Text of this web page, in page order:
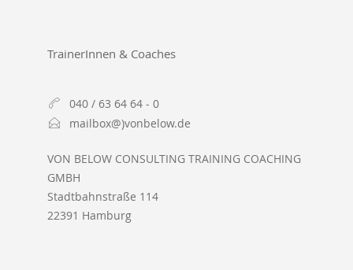
TrainerInnen & Coaches
040 / 63 64 64 - 0
mailbox@)vonbelow.de
VON BELOW CONSULTING TRAINING COACHING
GMBH
Stadtbahnstraße 114
22391 Hamburg